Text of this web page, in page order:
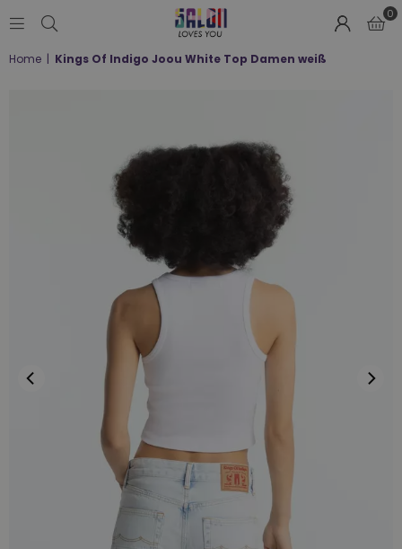
LOVES
0
Home | Kings Of Indigo Joou White Top Damen weiß